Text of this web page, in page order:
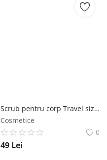
Scrub pentru corp Travel size Delicate Jasmine SABON
Cosmetice
0
49 Lei